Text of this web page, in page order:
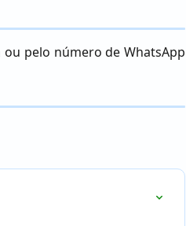
pelo número de WhatsApp